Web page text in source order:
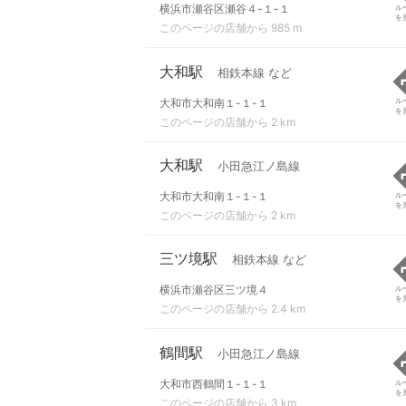
横浜市瀬谷区瀬谷４-１-１
このページの店舗から 985 m
ル
を
大和駅 相鉄本線 など
大和市大和南１-１-１
このページの店舗から 2 km
ル
を
大和駅 小田急江ノ島線
大和市大和南１-１-１
このページの店舗から 2 km
ル
を
三ツ境駅 相鉄本線 など
横浜市瀬谷区三ツ境４
このページの店舗から 2.4 km
ル
を
鶴間駅 小田急江ノ島線
大和市西鶴間１-１-１
このページの店舗から 3 km
ル
を